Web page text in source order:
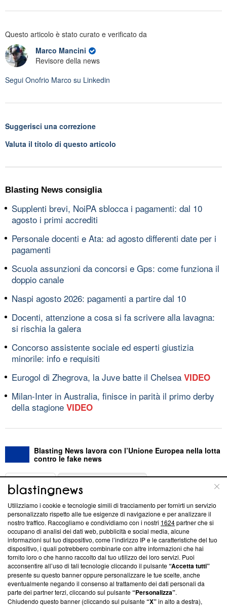
Questo articolo è stato curato e verificato da
Marco Mancini
Revisore della news
Segui Onofrio Marco su Linkedin
Suggerisci una correzione
Valuta il titolo di questo articolo
Blasting News consiglia
Supplenti brevi, NoiPA sblocca i pagamenti: dal 10
agosto i primi accrediti
Personale docenti e Ata: ad agosto differenti date per i
pagamenti
Scuola assunzioni da concorsi e Gps: come funziona il
doppio canale
Naspi agosto 2026: pagamenti a partire dal 10
Docenti, attenzione a cosa si fa scrivere alla lavagna:
si rischia la galera
Concorso assistente sociale ed esperti giustizia
minorile: info e requisiti
Eurogol di Zhegrova, la Juve batte il Chelsea VIDEO
Milan-Inter in Australia, finisce in parità il primo derby
della stagione VIDEO
Blasting News lavora con l’Unione Europea nella lotta
contro le fake news
ABOUT
Questa sezione offre informazioni trasparenti su Blasting
News, sui nostri processi editoriali e su come ci impegniamo a
creare news di qualità. Inoltre, afferma la nostra aderenza a
‘Trust Project - News with Integrity’Blasting News non è
ancora membro del programma, ma ha richiesto di farne
parte; Trust Project non ha ancora effettuato una verifica di
conformità agli standard.
Su di noi
Utilizziamo i cookie e tecnologie simili di tracciamento per fornirti un servizio
personalizzato rispetto alle tue esigenze di navigazione e per analizzare il
nostro traffico. Raccogliamo e condividiamo con i nostri 1624partner che si
occupano di analisi dei dati web, pubblicità e social media, alcune
informazioni sul tuo dispositivo, come l’indirizzo IP e le caratteristiche del tuo
dispositivo, i quali potrebbero combinarle con altre informazioni che hai
fornito loro o che hanno raccolto dal tuo utilizzo dei loro servizi. Puoi
acconsentire all’uso di tali tecnologie cliccando il pulsante“Accetta tutti”
presente su questo banner oppure personalizzare le tue scelte, anche
eventualmente negando il consenso al trattamento dei dati personali da
parte dei partner terzi, cliccando sul pulsante“Personalizza”.
Chiudendo questo banner (cliccando sul pulsante“X”in alto a destra),